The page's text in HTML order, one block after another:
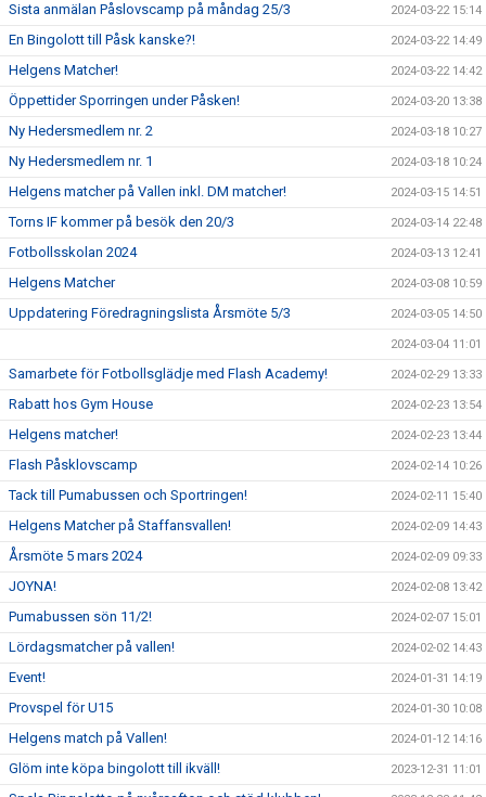
Sista anmälan Påslovscamp på måndag 25/3 2024-03-22 15:14
En Bingolott till Påsk kanske?! 2024-03-22 14:49
Helgens Matcher! 2024-03-22 14:42
Öppettider Sporringen under Påsken! 2024-03-20 13:38
Ny Hedersmedlem nr. 2 2024-03-18 10:27
Ny Hedersmedlem nr. 1 2024-03-18 10:24
Helgens matcher på Vallen inkl. DM matcher! 2024-03-15 14:51
Torns IF kommer på besök den 20/3 2024-03-14 22:48
Fotbollsskolan 2024 2024-03-13 12:41
Helgens Matcher 2024-03-08 10:59
Uppdatering Föredragningslista Årsmöte 5/3 2024-03-05 14:50
2024-03-04 11:01
Samarbete för Fotbollsglädje med Flash Academy! 2024-02-29 13:33
Rabatt hos Gym House 2024-02-23 13:54
Helgens matcher! 2024-02-23 13:44
Flash Påsklovscamp 2024-02-14 10:26
Tack till Pumabussen och Sportringen! 2024-02-11 15:40
Helgens Matcher på Staffansvallen! 2024-02-09 14:43
Årsmöte 5 mars 2024 2024-02-09 09:33
JOYNA! 2024-02-08 13:42
Pumabussen sön 11/2! 2024-02-07 15:01
Lördagsmatcher på vallen! 2024-02-02 14:43
Event! 2024-01-31 14:19
Provspel för U15 2024-01-30 10:08
Helgens match på Vallen! 2024-01-12 14:16
Glöm inte köpa bingolott till ikväll! 2023-12-31 11:01